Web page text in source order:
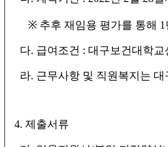
※ 추후 재임용 평가를 통해 1
다. 급여조건 : 대구보건대학교
라. 근무사항 및 직원복지는
4. 제출서류